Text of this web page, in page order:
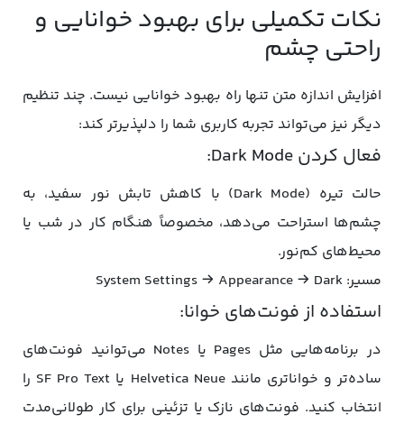
نکات تکمیلی برای بهبود خوانایی و
راحتی چشم
افزایش اندازه متن تنها راه بهبود خوانایی نیست. چند تنظیم
دیگر نیز می‌تواند تجربه کاربری شما را دلپذیرتر کند:
فعال کردن Dark Mode:
حالت تیره (Dark Mode) با کاهش تابش نور سفید، به
چشم‌ها استراحت می‌دهد، مخصوصاً هنگام کار در شب یا
محیط‌های کم‌نور.
مسیر: System Settings → Appearance → Dark
استفاده از فونت‌های خوانا:
در برنامه‌هایی مثل Pages یا Notes می‌توانید فونت‌های
ساده‌تر و خواناتری مانند Helvetica Neue یا SF Pro Text را
انتخاب کنید. فونت‌های نازک یا تزئینی برای کار طولانی‌مدت